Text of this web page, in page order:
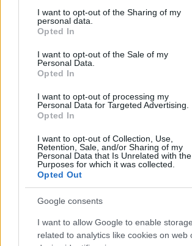
not limited to your visit or usage behaviour.
grant or deny consent to Google and its
use your data for below specified purposes
consent section.
I want to opt-out of the Sharing of my
personal data.
Opted In
I want to opt-out of the Sale of my
Personal Data.
Opted In
I want to opt-out of processing my
Personal Data for Targeted Advertising.
Opted In
I want to opt-out of Collection, Use,
Retention, Sale, and/or Sharing of my
Personal Data that Is Unrelated with the
Purposes for which it was collected.
Opted Out
Google consents
I want to allow Google to enable storage
related to analytics like cookies on web
Mogą Cię zainteresować również
bingo